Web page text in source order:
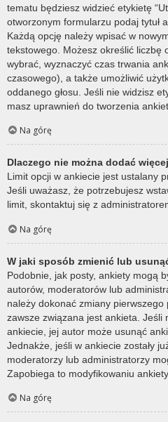
tematu będziesz widzieć etykietę
otworzonym formularzu podaj tytuł
Każdą opcję należy wpisać w
tekstowego. Możesz określić liczbę
wybrać, wyznaczyć czas trwania
czasowego), a także umożliwić
oddanego głosu. Jeśli nie widzisz
masz uprawnień do tworzenia ankiet.
Na górę
Dlaczego nie można dodać
Limit opcji w ankiecie jest ustalany
Jeśli uważasz, że potrzebujesz
limit, skontaktuj się z
Na górę
W jaki sposób zmienić lub
Podobnie, jak posty, ankiety mogą
autorów, moderatorów lub
należy dokonać zmiany pierwszego
zawsze związana jest ankieta. Jeśli
ankiecie, jej autor może usunąć
Jednakże, jeśli w ankiecie zostały
moderatorzy lub administratorzy
Zapobiega to modyfikowaniu
Na górę